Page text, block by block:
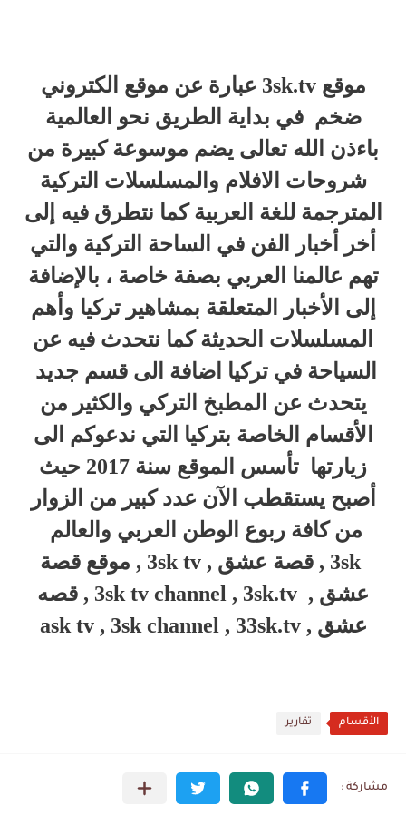
موقع 3sk.tv عبارة عن موقع الكتروني
ضخم في بداية الطريق نحو العالمية
باءذن الله تعالى يضم موسوعة كبيرة من
شروحات الافلام والمسلسلات التركية
المترجمة للغة العربية كما نتطرق فيه إلى
أخر أخبار الفن في الساحة التركية والتي
تهم عالمنا العربي بصفة خاصة ، بالإضافة
إلى الأخبار المتعلقة بمشاهير تركيا وأهم
المسلسلات الحديثة كما نتحدث فيه عن
السياحة في تركيا اضافة الى قسم جديد
يتحدث عن المطبخ التركي والكثير من
الأقسام الخاصة بتركيا التي ندعوكم الى
زيارتها تأسس الموقع سنة 2017 حيث
أصبح يستقطب الآن عدد كبير من الزوار
من كافة ربوع الوطن العربي والعالم
3sk , قصة عشق , 3sk tv , موقع قصة
عشق , 3sk tv channel , 3sk.tv , قصه
عشق , ask tv , 3sk channel , 33sk.tv
الأقسام تقارير